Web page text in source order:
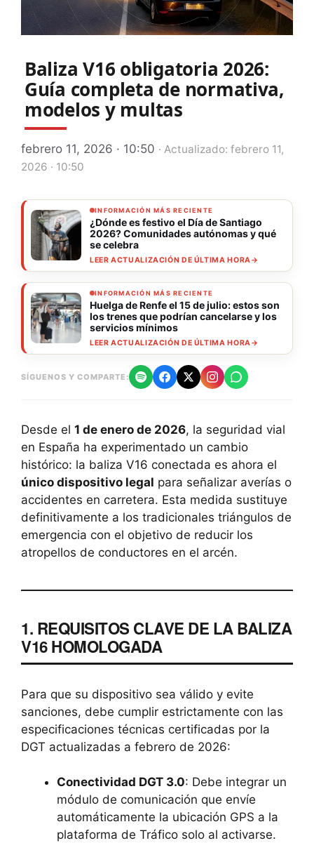
Baliza V16 obligatoria 2026:
Guía completa de normativa,
modelos y multas
febrero 11, 2026 · 10:50 · Actualizado: febrero 11,
2026 · 10:50
INFORMACIÓN MÁS RECIENTE
¿Dónde es festivo el Día de Santiago
2026? Comunidades autónomas y qué
se celebra
LEER ACTUALIZACIÓN DE ÚLTIMA HORA→
INFORMACIÓN MÁS RECIENTE
Huelga de Renfe el 15 de julio: estos son
los trenes que podrían cancelarse y los
servicios mínimos
LEER ACTUALIZACIÓN DE ÚLTIMA HORA→
SÍGUENOS Y COMPARTE:
Desde el 1 de enero de 2026, la seguridad vial
en España ha experimentado un cambio
histórico: la baliza V16 conectada es ahora el
único dispositivo legal para señalizar averías o
accidentes en carretera. Esta medida sustituye
definitivamente a los tradicionales triángulos de
emergencia con el objetivo de reducir los
atropellos de conductores en el arcén.
1. REQUISITOS CLAVE DE LA BALIZA
V16 HOMOLOGADA
Para que su dispositivo sea válido y evite
sanciones, debe cumplir estrictamente con las
especificaciones técnicas certificadas por la
DGT actualizadas a febrero de 2026:
Conectividad DGT 3.0: Debe integrar un
módulo de comunicación que envíe
automáticamente la ubicación GPS a la
plataforma de Tráfico solo al activarse.